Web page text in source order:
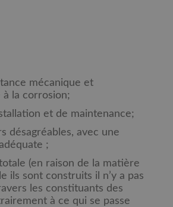
mécanique et
à la corrosion;
et de maintenance;
désagréables, avec une
;
(en raison de la matière
ils sont construits il n’y a pas
les constituants des
à ce qui se passe